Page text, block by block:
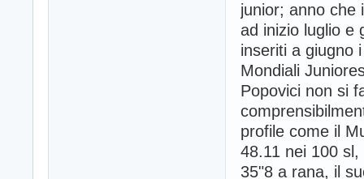
junior; anno che
ad inizio luglio e
inseriti a giugno
Mondiali
Popovici non si
profile come il
48.11 nei 100
35"8 a rana, il